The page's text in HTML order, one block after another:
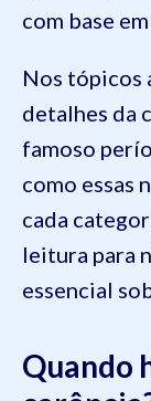
com base
Nos tópicos
detalhes da
famoso
como essas
cada
leitura para
essencial
Quando